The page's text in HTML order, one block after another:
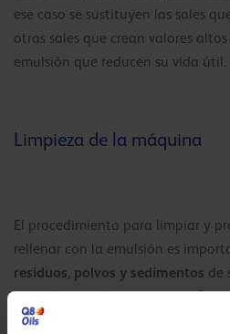
ese caso se sustituyen las sales
otras sales que crean valores
emulsión que reducen su vida útil.
Limpieza de la máquina
El procedimiento para limpiar y
rellenar con la emulsión es
residuos, polvos y sedimentos de
para eliminar los protectores
máquinas nuevas, dado que